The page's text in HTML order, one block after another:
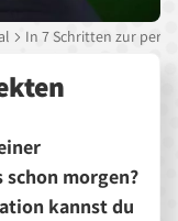
In 7 Schritten zur
schon morgen?
kannst du